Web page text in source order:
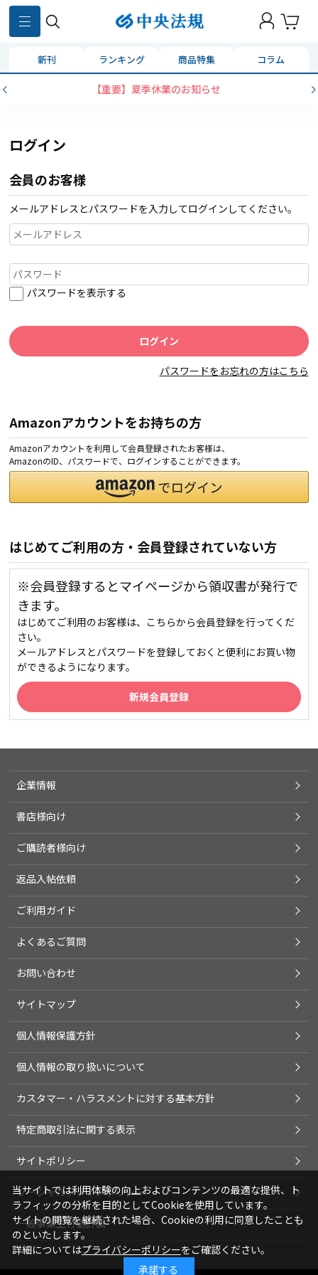
新刊 ランキング 商品特集 コラム
【重要】夏季休業のお知らせ
ログイン
会員のお客様
メールアドレスとパスワードを入力してログインしてください。
パスワードを表示する
パスワードをお忘れの方はこちら
Amazonアカウントをお持ちの方
Amazonアカウントを利用して会員登録されたお客様は、
AmazonのID、パスワードで、ログインすることができます。
はじめてご利用の方・会員登録されていない方
※会員登録するとマイページから領収書が発行で
きます。
はじめてご利用のお客様は、こちらから会員登録を行ってくだ
さい。
メールアドレスとパスワードを登録しておくと便利にお買い物
ができるようになります。
企業情報
書店様向け
ご購読者様向け
返品入帖依頼
ご利用ガイド
よくあるご質問
お問い合わせ
サイトマップ
個人情報保護方針
個人情報の取り扱いについて
カスタマー・ハラスメントに対する基本方針
特定商取引法に関する表示
サイトポリシー
ソーシャルメディアポリシー
一般事業主行動計画
当サイトでは利用体験の向上およびコンテンツの最適な提供、ト
ラフィックの分析を目的としてCookieを使用しています。
サイトの閲覧を継続された場合、Cookieの利用に同意したことも
のといたします。
詳細についてはプライバシーポリシーをご確認ください。
承諾する